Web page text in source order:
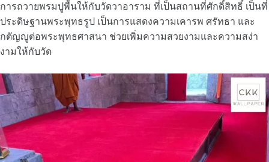
การถวายพรมปูพื้นให้กับวัดวาอาราม ที่เป็นสถานที่ศักดิ์สิทธิ์ เป็นที่
ประดิษฐานพระพุทธรูป เป็นการแสดงความเคารพ ศรัทธา และ
กตัญญูต่อพระพุทธศาสนา ช่วยเพิ่มความสวยงามและความสง่า
งามให้กับวัด